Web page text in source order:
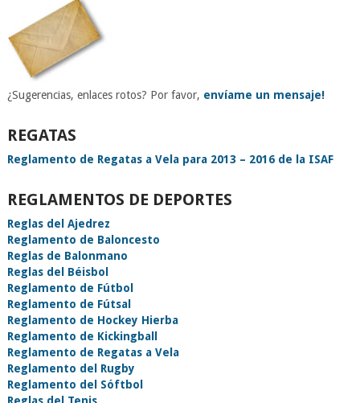
¿Sugerencias, enlaces rotos? Por favor, envíame un mensaje!
REGATAS
Reglamento de Regatas a Vela para 2013 – 2016 de la ISAF
REGLAMENTOS DE DEPORTES
Reglas del Ajedrez
Reglamento de Baloncesto
Reglas de Balonmano
Reglas del Béisbol
Reglamento de Fútbol
Reglamento de Fútsal
Reglamento de Hockey Hierba
Reglamento de Kickingball
Reglamento de Regatas a Vela
Reglamento del Rugby
Reglamento del Sóftbol